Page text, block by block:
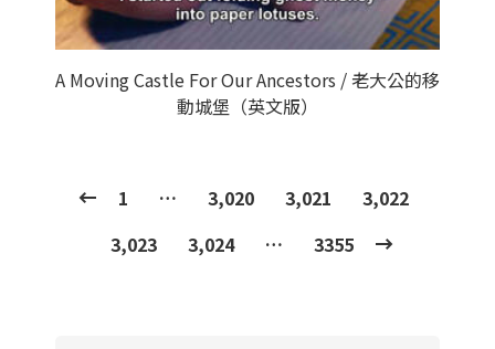
A Moving Castle For Our Ancestors / 老大公的移
動城堡（英文版）
1 … 3,020 3,021
3,022
3,023
3,024 … 3355